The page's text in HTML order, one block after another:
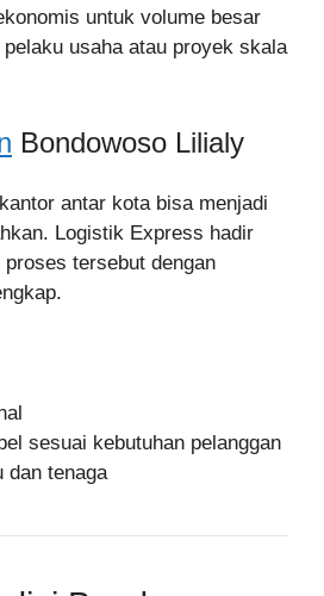
untuk volume besar
usaha atau proyek skala
Bondowoso Lilialy
antar kota bisa menjadi
Logistik Express hadir
tersebut dengan
sesuai kebutuhan pelanggan
dan tenaga